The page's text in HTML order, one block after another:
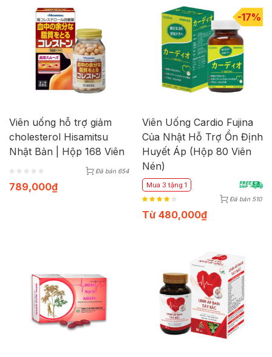
Viên uống hỗ trợ giảm
cholesterol Hisamitsu
Nhật Bản | Hộp 168 Viên
Đã bán 654
789,000₫
-17%
Viên Uống Cardio Fujina
Của Nhật Hỗ Trợ Ổn Định
Huyết Áp (Hộp 80 Viên
Nén)
Mua 3 tặng 1
Đã bán 510
Từ 480,000₫